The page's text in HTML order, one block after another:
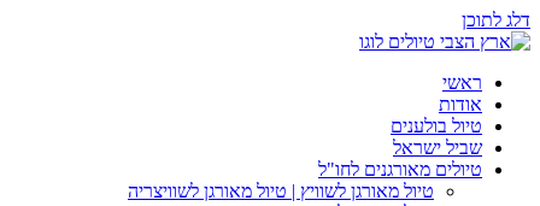
דלג לתוכן
ראשי
אודות
טיול בולענים
שביל ישראל
טיולים מאורגנים לחו"ל
טיול מאורגן לשוויץ | טיול מאורגן לשוויצריה